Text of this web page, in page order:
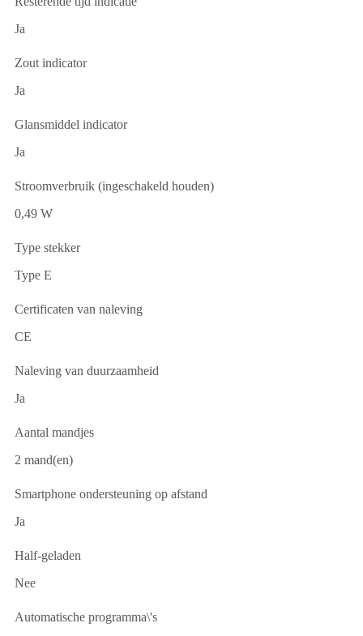
Ja
Zout indicator
Ja
Glansmiddel indicator
Ja
Stroomverbruik (ingeschakeld houden)
0,49 W
Type stekker
Type E
Certificaten van naleving
CE
Naleving van duurzaamheid
Ja
Aantal mandjes
2 mand(en)
Smartphone ondersteuning op afstand
Ja
Half-geladen
Nee
Automatische programma\'s